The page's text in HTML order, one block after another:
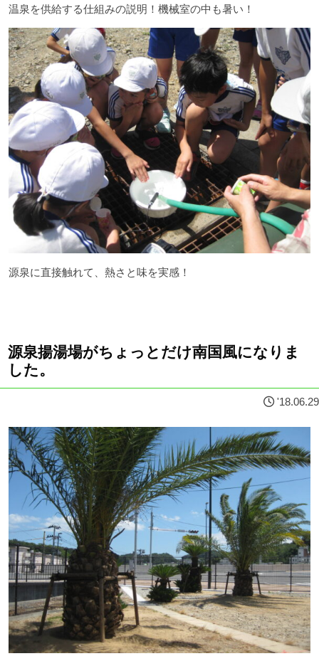
温泉を供給する仕組みの説明！機械室の中も暑い！
源泉に直接触れて、熱さと味を実感！
源泉揚湯場がちょっとだけ南国風になりま
した。
'18.06.29